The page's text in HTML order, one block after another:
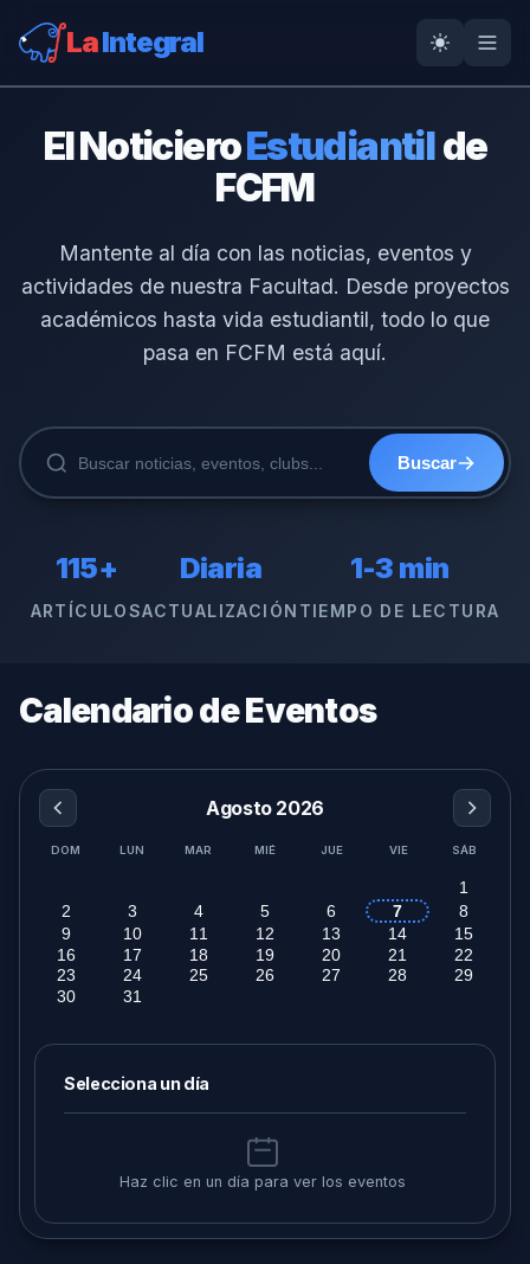
LaIntegral
El NoticieroEstudiantilde
FCFM
Mantente al día con las noticias, eventos y
actividades de nuestra Facultad. Desde proyectos
académicos hasta vida estudiantil, todo lo que
pasa en FCFM está aquí.
Buscar
115+
ARTÍCULOS
Diaria
ACTUALIZACIÓN
1-3 min
TIEMPO DE LECTURA
Calendario de Eventos
Agosto 2026
DOM LUN MAR MIÉ JUE VIE SÁB
1
2
3 4 5 6 7
8
9
10 11 12 13 14
15
16
17 18 19 20 21
22
23
24 25 26 27 28
29
30
31
Selecciona un día
Haz clic en un día para ver los eventos